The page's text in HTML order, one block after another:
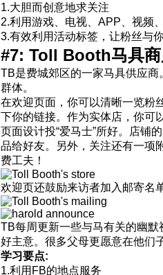
1.大胆而创意地求关注
2.利用游戏、电视、APP、视频
3.有效利用活动标签，让粉丝与你
#7: Toll Booth马具
TB是费城郊区的一家马具供应
群体。
在欢迎页面，你可以清晰一览粉
下你的链接。作为实体店，你可
页面设计投“爱马士”所好。店铺
品给好友。另外，关注还有一项
费工夫！
欢迎页还鼓励来访者加入邮寄名
TB每周更新一些与马有关的幽
好主意。很多父母更愿意在他们
学习要点:
1.利用FB的地点服务